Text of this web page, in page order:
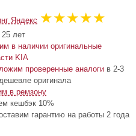
Яндекс ★★★★★
лет
в наличии оригинальные
KIA
проверенные аналоги в 2-3
оригинала
в ремзону
кешбэк 10%
гарантию на работы 2 года